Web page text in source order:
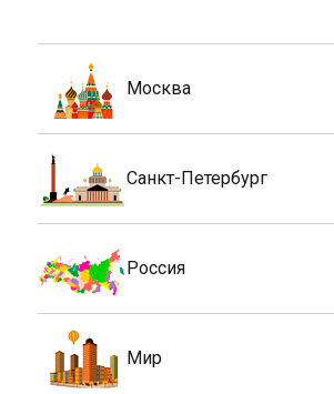
Москва
Санкт-Петербург
Россия
Мир